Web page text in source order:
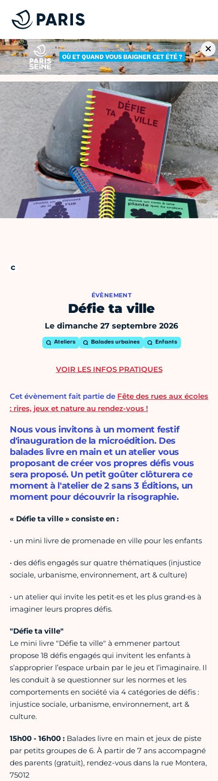
ÉVÈNEMENT
Défie ta ville
Le dimanche 27 septembre 2026
Ateliers Balades urbaines Enfants
Cet évènement fait partie de Fête des rues aux écoles
: rires, jeux et nature au rendez-vous !
Nous vous invitons à un moment festif
d'inauguration de la microédition. Des
balades livre en main et un atelier vous
proposant de créer vos propres défis vous
sera proposé. Un petit goûter clôturera ce
moment à l'atelier de 2 sans 3 Éditions, un
moment pour découvrir la risographie.
« Défie ta ville » consiste en :
• un mini livre de promenade en ville pour les enfants
• des défis engagés sur quatre thématiques (injustice
sociale, urbanisme, environnement, art & culture)
• un atelier qui invite les petit·es et les plus grand·es à
imaginer leurs propres défis.
"Défie ta ville"
Le mini livre "Défie ta ville" à emmener partout
propose 18 défis engagés qui invitent les enfants à
s’approprier l’espace urbain par le jeu et l’imaginaire. Il
les conduit à se questionner sur les normes et les
comportements en société via 4 catégories de défis :
injustice sociale, urbanisme, environnement, art &
culture.
15h00 - 16h00 : Balades livre en main et jeux de piste
par petits groupes de 6. À partir de 7 ans accompagné
des parents (gratuit), rendez-vous dans la rue Montera,
75012
VOIR LES INFOS PRATIQUES